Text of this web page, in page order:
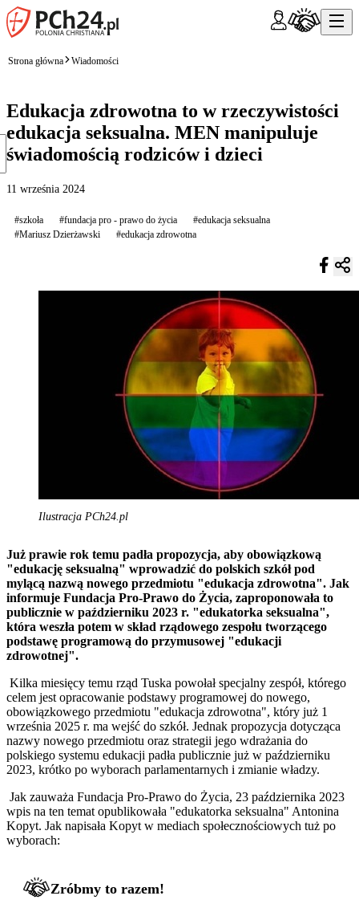
Strona główna Wiadomości
Edukacja zdrowotna to w rzeczywistości
edukacja seksualna. MEN manipuluje
świadomością rodziców i dzieci
11 września 2024
#szkoła #fundacja pro - prawo do życia
#edukacja seksualna
#Mariusz Dzierżawski
#edukacja zdrowotna
Ilustracja PCh24.pl
Już prawie rok temu padła propozycja, aby obowiązkową
"edukację seksualną" wprowadzić do polskich szkół pod
mylącą nazwą nowego przedmiotu "edukacja zdrowotna". Jak
informuje Fundacja Pro-Prawo do Życia, zaproponowała to
publicznie w październiku 2023 r. "edukatorka seksualna",
która weszła potem w skład rządowego zespołu tworzącego
podstawę programową do przymusowej "edukacji
zdrowotnej".
Kilka miesięcy temu rząd Tuska powołał specjalny zespół, którego
celem jest opracowanie podstawy programowej do nowego,
obowiązkowego przedmiotu "edukacja zdrowotna", który już 1
września 2025 r. ma wejść do szkół. Jednak propozycja dotycząca
nazwy nowego przedmiotu oraz strategii jego wdrażania do
polskiego systemu edukacji padła publicznie już w październiku
2023, krótko po wyborach parlamentarnych i zmianie władzy.
Jak zauważa Fundacja Pro-Prawo do Życia, 23 października 2023
wpis na ten temat opublikowała "edukatorka seksualna" Antonina
Kopyt. Jak napisała Kopyt w mediach społecznościowych tuż po
wyborach:
Zróbmy to razem!